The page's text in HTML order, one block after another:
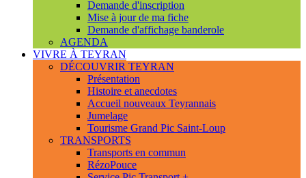
Demande d'inscription
Mise à jour de ma fiche
Demande d'affichage banderole
AGENDA
VIVRE À TEYRAN
DÉCOUVRIR TEYRAN
Présentation
Histoire et anecdotes
Accueil nouveaux Teyrannais
Jumelage
Tourisme Grand Pic Saint-Loup
TRANSPORTS
Transports en commun
RézoPouce